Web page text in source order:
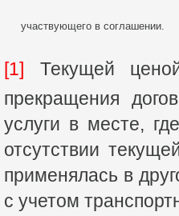
участвующего в соглашении.
[1] Текущей
прекращения
услуги в месте,
отсутствии
применялась в
с учетом